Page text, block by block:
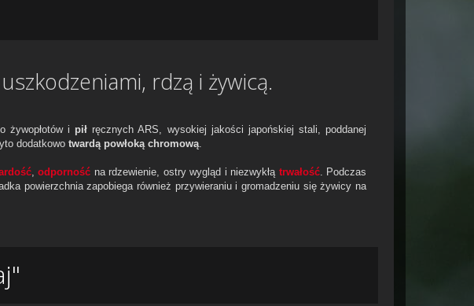
rdzą i żywicą.
żywopłotów i pił ręcznych ARS, wysokiej jakości japońskiej stali, poddanej
dodatkowo twardą powłoką chromową.
, odporność na rdzewienie, ostry wygląd i niezwykłą trwałość. Podczas
powierzchnia zapobiega również przywieraniu i gromadzeniu się żywicy na